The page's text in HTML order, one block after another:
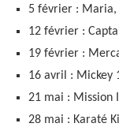
5 février : Maria,
12 février :
19 février :
16 avril : Mickey
21 mai : Mission
28 mai : Karaté